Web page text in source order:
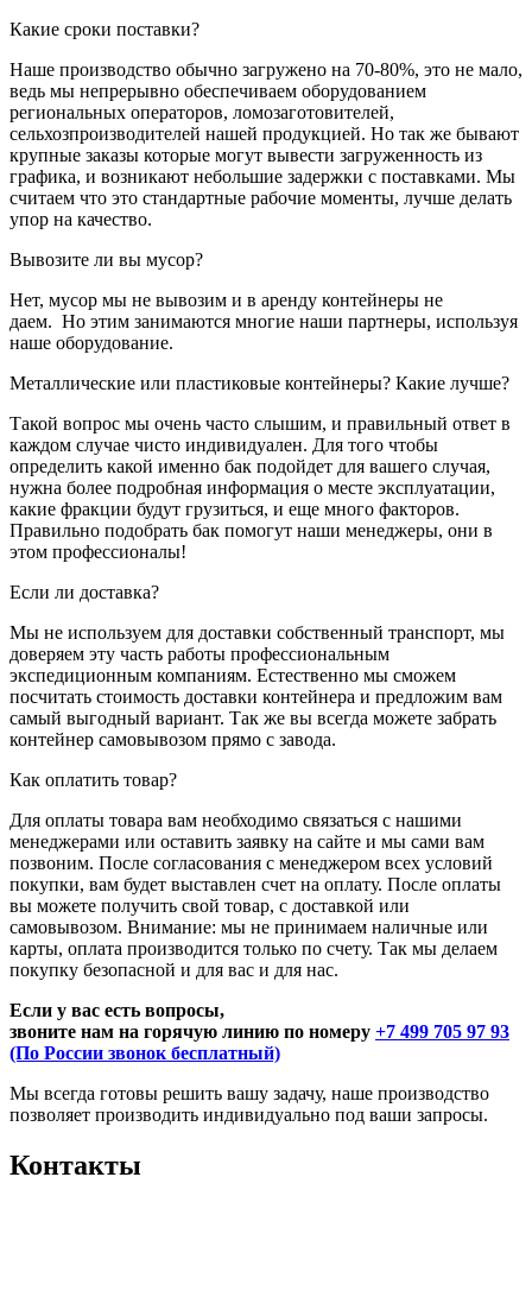
Какие сроки поставки?
Наше производство обычно загружено на 70-80%, это не мало,
ведь мы непрерывно обеспечиваем оборудованием
региональных операторов, ломозаготовителей,
сельхозпроизводителей нашей продукцией. Но так же бывают
крупные заказы которые могут вывести загруженность из
графика, и возникают небольшие задержки с поставками. Мы
считаем что это стандартные рабочие моменты, лучше делать
упор на качество.
Вывозите ли вы мусор?
Нет, мусор мы не вывозим и в аренду контейнеры не
даем. Но этим занимаются многие наши партнеры, используя
наше оборудование.
Металлические или пластиковые контейнеры? Какие лучше?
Такой вопрос мы очень часто слышим, и правильный ответ в
каждом случае чисто индивидуален. Для того чтобы
определить какой именно бак подойдет для вашего случая,
нужна более подробная информация о месте эксплуатации,
какие фракции будут грузиться, и еще много факторов.
Правильно подобрать бак помогут наши менеджеры, они в
этом профессионалы!
Если ли доставка?
Мы не используем для доставки собственный транспорт, мы
доверяем эту часть работы профессиональным
экспедиционным компаниям. Естественно мы сможем
посчитать стоимость доставки контейнера и предложим вам
самый выгодный вариант. Так же вы всегда можете забрать
контейнер самовывозом прямо с завода.
Как оплатить товар?
Для оплаты товара вам необходимо связаться с нашими
менеджерами или оставить заявку на сайте и мы сами вам
позвоним. После согласования с менеджером всех условий
покупки, вам будет выставлен счет на оплату. После оплаты
вы можете получить свой товар, с доставкой или
самовывозом. Внимание: мы не принимаем наличные или
карты, оплата производится только по счету. Так мы делаем
покупку безопасной и для вас и для нас.
Если у вас есть вопросы,
звоните нам на горячую линию по номеру +7 499 705 97 93
(По России звонок бесплатный)
Мы всегда готовы решить вашу задачу, наше производство
позволяет производить индивидуально под ваши запросы.
Контакты